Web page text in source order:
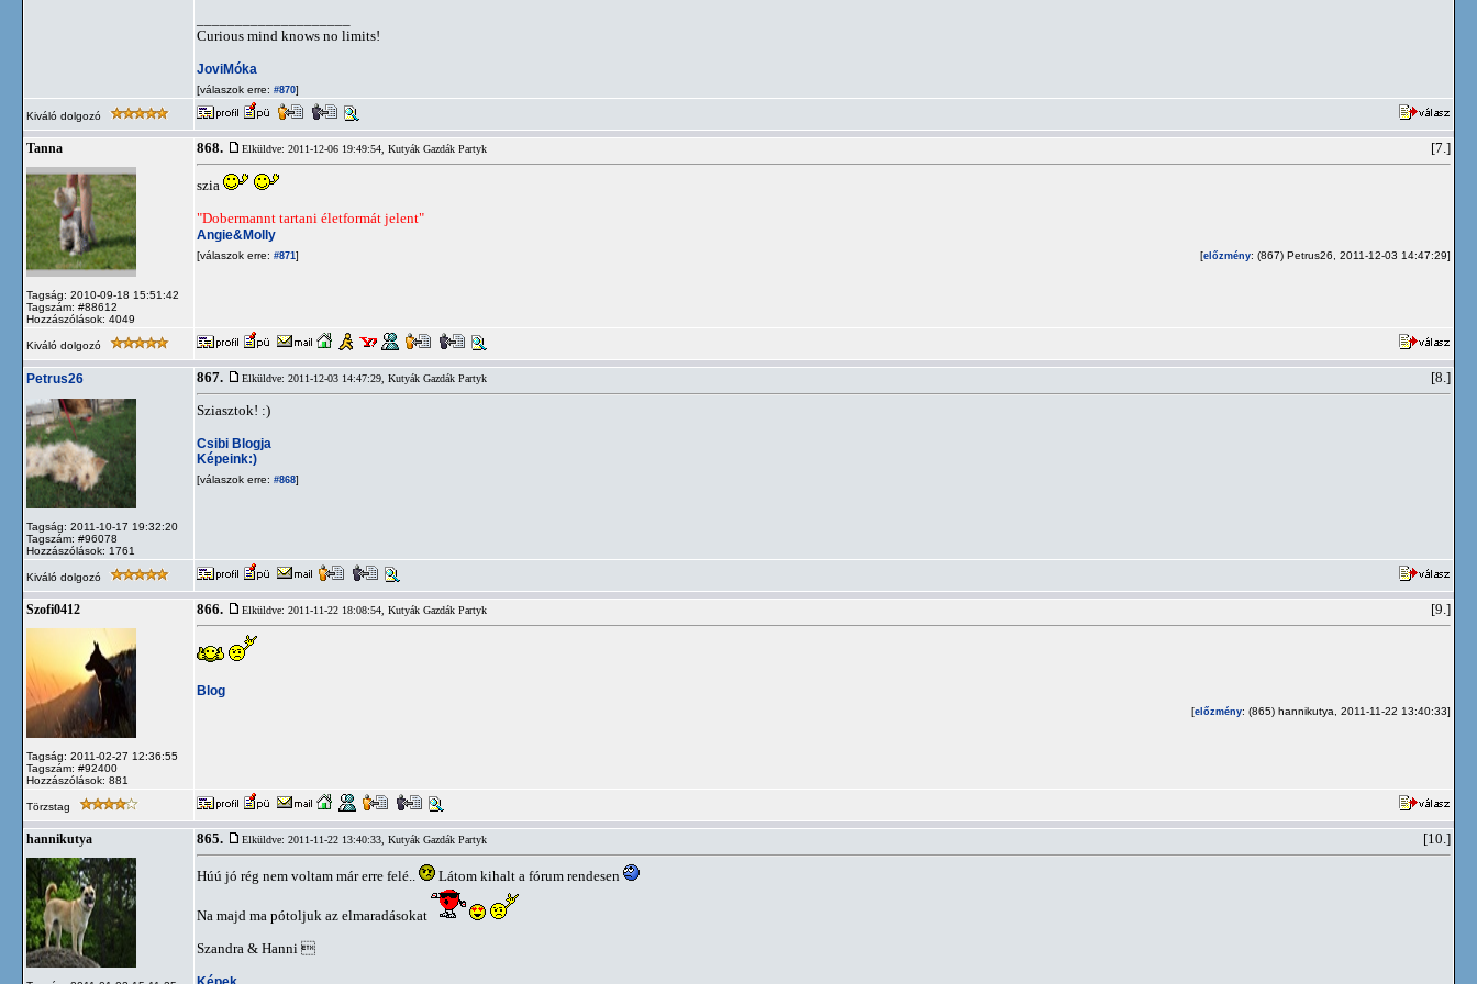
Curious mind knows no limits!
JoviMóka
[válaszok erre: #870]
Kiváló dolgozó
Tanna
Tagság: 2010-09-18 15:51:42
Tagszám: #88612
Hozzászólások: 4049
868. Elküldve: 2011-12-06 19:49:54, Kutyák Gazdák Partyk [7.]
szia
"Dobermannt tartani életformát jelent"
Angie&Molly
[válaszok erre: #871] [előzmény: (867) Petrus26, 2011-12-03 14:47:29]
Kiváló dolgozó
Petrus26
Tagság: 2011-10-17 19:32:20
Tagszám: #96078
Hozzászólások: 1761
867. Elküldve: 2011-12-03 14:47:29, Kutyák Gazdák Partyk [8.]
Sziasztok! :)
Csibi Blogja
Képeink:)
[válaszok erre: #868]
Kiváló dolgozó
Szofi0412
Tagság: 2011-02-27 12:36:55
Tagszám: #92400
Hozzászólások: 881
866. Elküldve: 2011-11-22 18:08:54, Kutyák Gazdák Partyk [9.]
Blog
[előzmény: (865) hannikutya, 2011-11-22 13:40:33]
Törzstag
hannikutya 865. Elküldve: 2011-11-22 13:40:33, Kutyák Gazdák Partyk [10.]
Húú jó rég nem voltam már erre felé.. Látom kihalt a fórum rendesen
Na majd ma pótoljuk az elmaradásokat
Szandra & Hanni 